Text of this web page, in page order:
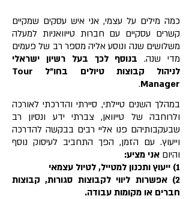
​כמה מילים על עצמי, אני איש עסקים שמקיים
קשרים עסקיים עם חברות טייוואניות למעלה
משלושים שנה ונוסע אליה מספר רב של פעמים
מדי שנה. בנוסף לכך בעל רשיון ישראלי
לניהול קבוצות טיולים בחו"ל Tour
Manager
.
במהלך השנים טיילתי, סיירתי והדרכתי לאורכה
ולרוחבה של טייוואן, צברתי ידע ונסיון רב
שבעקבותיהם פנו אליי רבים בבקשה להדרכה
וייעוץ. עם הזמן, הפך התחביב לעיסוק נוסף
והיום אני מציע:
1) ייעוץ ותכנון למטייל, לטיול עצמאי
2) אפשרות ליווי לקבוצות סגורות, קבוצות
חברים או מקומות עבודה.